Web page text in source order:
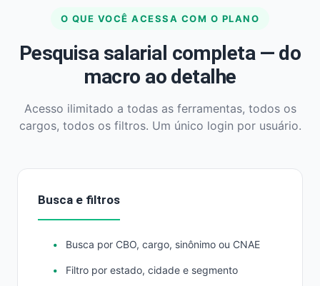
O QUE VOCÊ ACESSA COM O PLANO
Pesquisa salarial completa — do
macro ao detalhe
Acesso ilimitado a todas as ferramentas, todos os
cargos, todos os filtros. Um único login por usuário.
Busca e filtros
Busca por CBO, cargo, sinônimo ou CNAE
Filtro por estado, cidade e segmento